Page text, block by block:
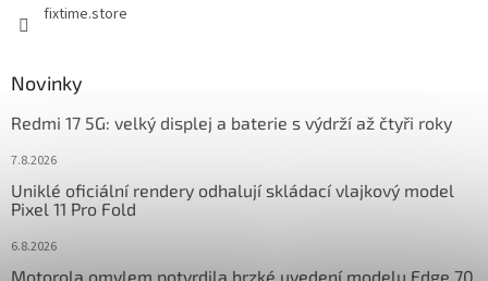
fixtime.store
Novinky
Redmi 17 5G: velký displej a baterie s výdrží až čtyři roky
7.8.2026
Uniklé oficiální rendery odhalují skládací vlajkový model
Pixel 11 Pro Fold
6.8.2026
Motorola omylem potvrdila brzké uvedení modelu Edge 70